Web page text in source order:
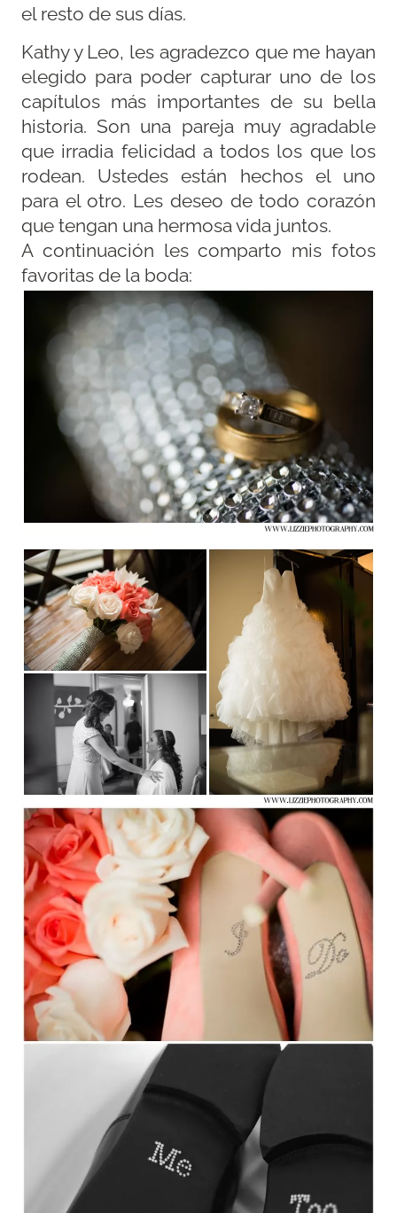
el resto de sus días.
Kathy y Leo, les agradezco que me hayan
elegido para poder capturar uno de los
capítulos más importantes de su bella
historia. Son una pareja muy agradable
que irradia felicidad a todos los que los
rodean. Ustedes están hechos el uno
para el otro. Les deseo de todo corazón
que tengan una hermosa vida juntos.
A continuación les comparto mis fotos
favoritas de la boda: